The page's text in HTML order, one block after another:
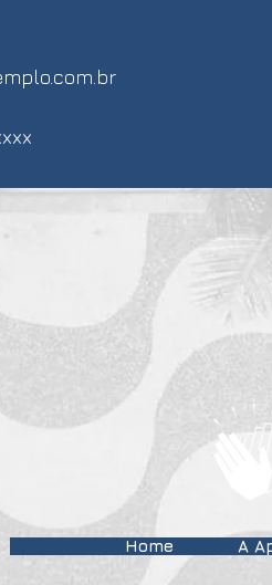
Home A